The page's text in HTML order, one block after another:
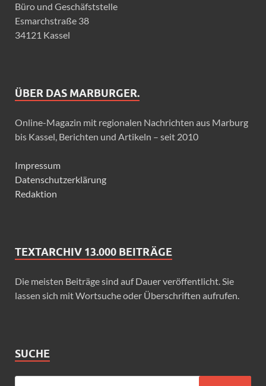
Büro und Geschäfststelle
Esmarchstraße 38
34121 Kassel
ÜBER DAS MARBURGER.
Online-Magazin mit regionalen Nachrichten aus Marburg
bis Kassel, Berichten und Artikeln – seit 2010
Impressum
Datenschutzerklärung
Redaktion
TEXTARCHIV 13.000 BEITRÄGE
Die meisten Beiträge sind auf Dauer veröffentlicht. Sie
lassen sich mit Wortsuche oder Überschriften aufrufen.
SUCHE